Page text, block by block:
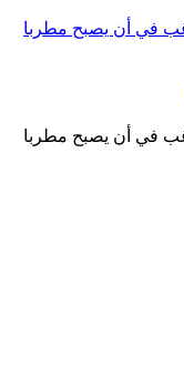
في أن يصبح مطربا
في أن يصبح مطربا